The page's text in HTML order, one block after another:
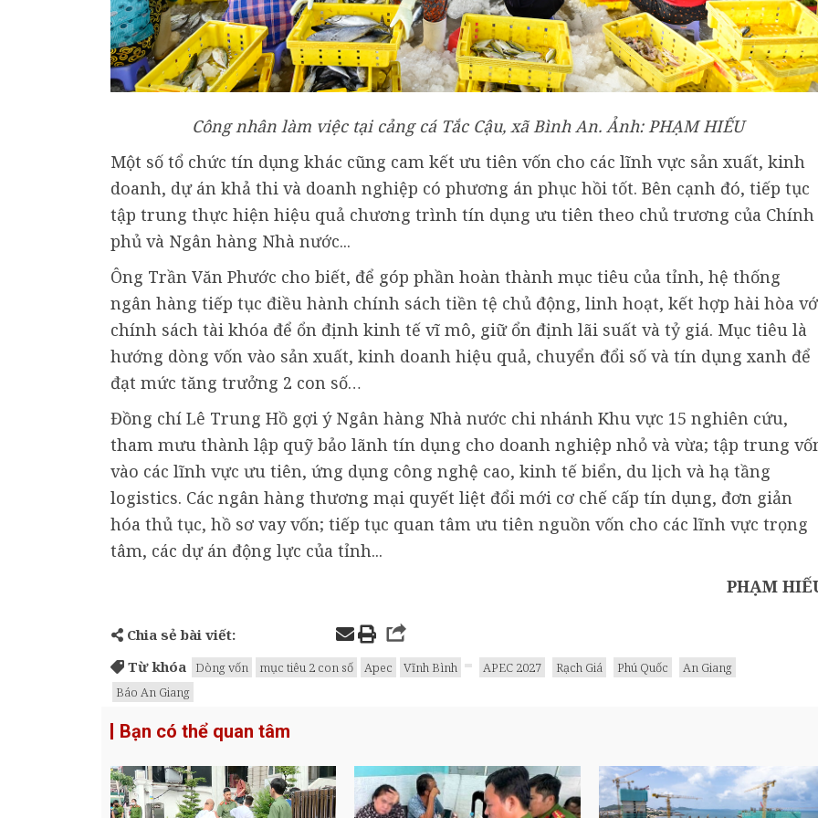
Công nhân làm việc tại cảng cá Tắc Cậu, xã Bình An. Ảnh: PHẠM HIẾU
Một số tổ chức tín dụng khác cũng cam kết ưu tiên vốn cho các lĩnh vực sản xuất, kinh
doanh, dự án khả thi và doanh nghiệp có phương án phục hồi tốt. Bên cạnh đó, tiếp tục
tập trung thực hiện hiệu quả chương trình tín dụng ưu tiên theo chủ trương của Chính
phủ và Ngân hàng Nhà nước...
Ông Trần Văn Phước cho biết, để góp phần hoàn thành mục tiêu của tỉnh, hệ thống
ngân hàng tiếp tục điều hành chính sách tiền tệ chủ động, linh hoạt, kết hợp hài hòa
chính sách tài khóa để ổn định kinh tế vĩ mô, giữ ổn định lãi suất và tỷ giá. Mục tiêu là
hướng dòng vốn vào sản xuất, kinh doanh hiệu quả, chuyển đổi số và tín dụng xanh để
đạt mức tăng trưởng 2 con số…
Đồng chí Lê Trung Hồ gợi ý Ngân hàng Nhà nước chi nhánh Khu vực 15 nghiên cứu,
tham mưu thành lập quỹ bảo lãnh tín dụng cho doanh nghiệp nhỏ và vừa; tập trung
vào các lĩnh vực ưu tiên, ứng dụng công nghệ cao, kinh tế biển, du lịch và hạ tầng
logistics. Các ngân hàng thương mại quyết liệt đổi mới cơ chế cấp tín dụng, đơn giản
hóa thủ tục, hồ sơ vay vốn; tiếp tục quan tâm ưu tiên nguồn vốn cho các lĩnh vực trọng
tâm, các dự án động lực của tỉnh...
PHẠM
Chia sẻ bài viết:
Từ khóa
Dòng vốn mục tiêu 2 con số Apec Vĩnh Bình APEC 2027 Rạch Giá Phú Quốc
An Giang
Báo An Giang
Bạn có thể quan tâm